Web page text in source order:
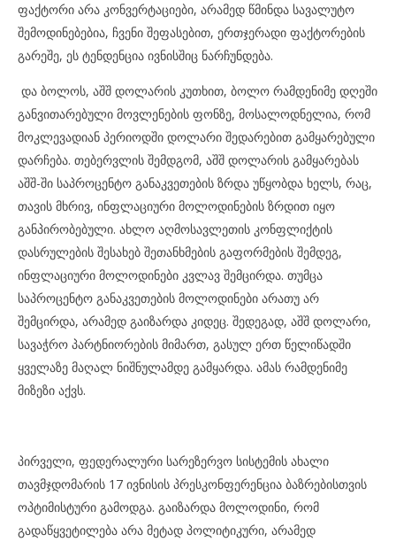
ფაქტორი არა კონვერტაციები, არამედ წმინდა სავალუტო
შემოდინებებია, ჩვენი შეფასებით, ერთჯერადი ფაქტორების
გარეშე, ეს ტენდენცია ივნისშიც ნარჩუნდება.
და ბოლოს, აშშ დოლარის კუთხით, ბოლო რამდენიმე დღეში
განვითარებული მოვლენების ფონზე, მოსალოდნელია, რომ
მოკლევადიან პერიოდში დოლარი შედარებით გამყარებული
დარჩება. თებერვლის შემდგომ, აშშ დოლარის გამყარებას
აშშ-ში საპროცენტო განაკვეთების ზრდა უწყობდა ხელს, რაც,
თავის მხრივ, ინფლაციური მოლოდინების ზრდით იყო
განპირობებული. ახლო აღმოსავლეთის კონფლიქტის
დასრულების შესახებ შეთანხმების გაფორმების შემდეგ,
ინფლაციური მოლოდინები კვლავ შემცირდა. თუმცა
საპროცენტო განაკვეთების მოლოდინები არათუ არ
შემცირდა, არამედ გაიზარდა კიდეც. შედეგად, აშშ დოლარი,
სავაჭრო პარტნიორების მიმართ, გასულ ერთ წელიწადში
ყველაზე მაღალ ნიშნულამდე გამყარდა. ამას რამდენიმე
მიზეზი აქვს.
პირველი, ფედერალური სარეზერვო სისტემის ახალი
თავმჯდომარის 17 ივნისის პრესკონფერენცია ბაზრებისთვის
ოპტიმისტური გამოდგა. გაიზარდა მოლოდინი, რომ
გადაწყვეტილება არა მეტად პოლიტიკური, არამედ